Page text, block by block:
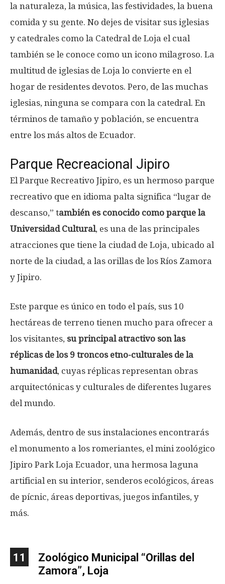
la naturaleza, la música, las festividades, la buena
comida y su gente. No dejes de visitar sus iglesias
y catedrales como la Catedral de Loja el cual
también se le conoce como un icono milagroso. La
multitud de iglesias de Loja lo convierte en el
hogar de residentes devotos. Pero, de las muchas
iglesias, ninguna se compara con la catedral. En
términos de tamaño y población, se encuentra
entre los más altos de Ecuador.
Parque Recreacional Jipiro
El Parque Recreativo Jipiro, es un hermoso parque
recreativo que en idioma palta significa “lugar de
descanso,” también es conocido como parque la
Universidad Cultural, es una de las principales
atracciones que tiene la ciudad de Loja, ubicado al
norte de la ciudad, a las orillas de los Ríos Zamora
y Jipiro.
Este parque es único en todo el país, sus 10
hectáreas de terreno tienen mucho para ofrecer a
los visitantes, su principal atractivo son las
réplicas de los 9 troncos etno-culturales de la
humanidad, cuyas réplicas representan obras
arquitectónicas y culturales de diferentes lugares
del mundo.
Además, dentro de sus instalaciones encontrarás
el monumento a los romeriantes, el mini zoológico
Jipiro Park Loja Ecuador, una hermosa laguna
artificial en su interior, senderos ecológicos, áreas
de pícnic, áreas deportivas, juegos infantiles, y
más.
11
Zoológico Municipal “Orillas del
Zamora”, Loja